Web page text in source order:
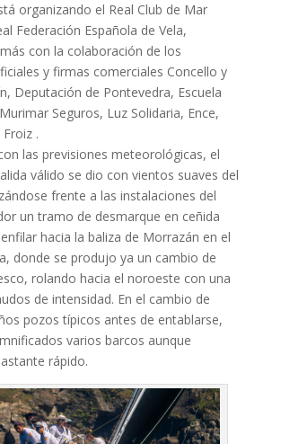
organizando el Real Club de Mar
Federación Española de Vela,
con la colaboración de los
y firmas comerciales Concello y
Deputación de Pontevedra, Escuela
Seguros, Luz Solidaria, Ence,
.
las previsiones meteorológicas, el
válido se dio con vientos suaves del
frente a las instalaciones del
un tramo de desmarque en ceñida
hacia la baliza de Morrazán en el
donde se produjo ya un cambio de
rolando hacia el noroeste con una
de intensidad. En el cambio de
pozos típicos antes de entablarse,
varios barcos aunque
rápido.